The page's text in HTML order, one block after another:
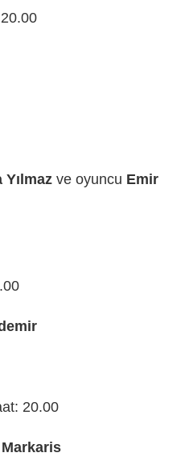
Yılmaz ve oyuncu Emir
20.00